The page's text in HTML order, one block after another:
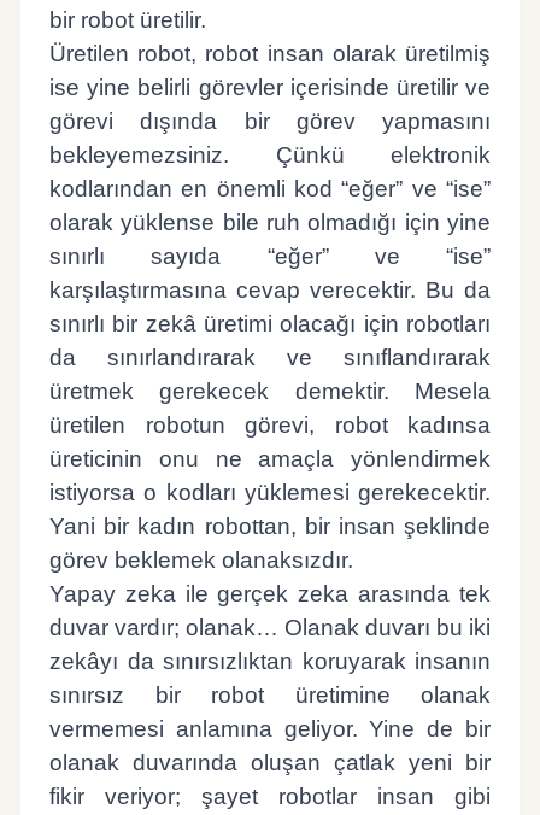
bir robot üretilir.
Üretilen robot, robot insan olarak üretilmiş
ise yine belirli görevler içerisinde üretilir ve
görevi dışında bir görev yapmasını
bekleyemezsiniz. Çünkü elektronik
kodlarından en önemli kod “eğer” ve “ise”
olarak yüklense bile ruh olmadığı için yine
sınırlı sayıda “eğer” ve “ise”
karşılaştırmasına cevap verecektir. Bu da
sınırlı bir zekâ üretimi olacağı için robotları
da sınırlandırarak ve sınıflandırarak
üretmek gerekecek demektir. Mesela
üretilen robotun görevi, robot kadınsa
üreticinin onu ne amaçla yönlendirmek
istiyorsa o kodları yüklemesi gerekecektir.
Yani bir kadın robottan, bir insan şeklinde
görev beklemek olanaksızdır.
Yapay zeka ile gerçek zeka arasında tek
duvar vardır; olanak… Olanak duvarı bu iki
zekâyı da sınırsızlıktan koruyarak insanın
sınırsız bir robot üretimine olanak
vermemesi anlamına geliyor. Yine de bir
olanak duvarında oluşan çatlak yeni bir
fikir veriyor; şayet robotlar insan gibi